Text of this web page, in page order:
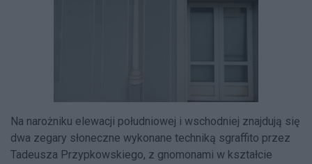
Na narożniku elewacji południowej i wschodniej znajdują się
dwa zegary słoneczne wykonane techniką sgraffito przez
Tadeusza Przypkowskiego, z gnomonami w kształcie